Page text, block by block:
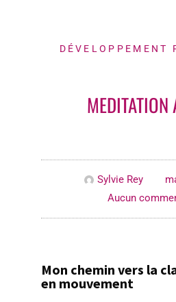
DÉVELOPPEMENT
MEDITATION
Sylvie Rey
Aucun
Mon chemin vers la
en mouvement